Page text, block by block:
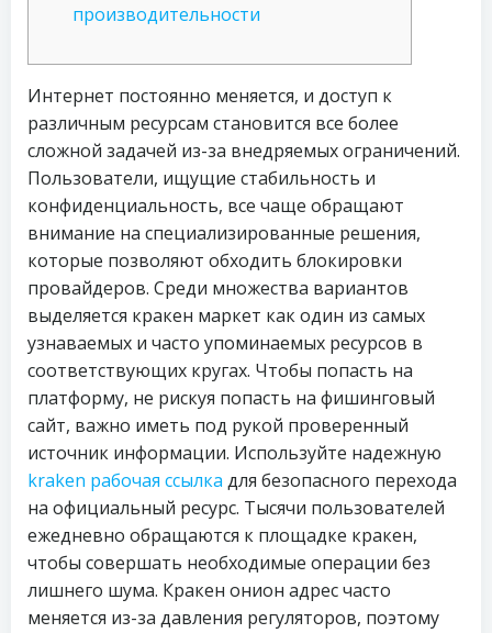
производительности
Интернет постоянно меняется, и доступ к
различным ресурсам становится все более
сложной задачей из-за внедряемых ограничений.
Пользователи, ищущие стабильность и
конфиденциальность, все чаще обращают
внимание на специализированные решения,
которые позволяют обходить блокировки
провайдеров. Среди множества вариантов
выделяется кракен маркет как один из самых
узнаваемых и часто упоминаемых ресурсов в
соответствующих кругах. Чтобы попасть на
платформу, не рискуя попасть на фишинговый
сайт, важно иметь под рукой проверенный
источник информации. Используйте надежную
kraken рабочая ссылка для безопасного перехода
на официальный ресурс. Тысячи пользователей
ежедневно обращаются к площадке кракен,
чтобы совершать необходимые операции без
лишнего шума. Кракен онион адрес часто
меняется из-за давления регуляторов, поэтому